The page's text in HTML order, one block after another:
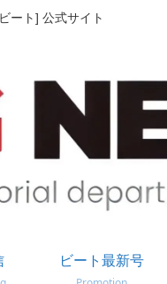
ート] 公式サイト
ビート最新号